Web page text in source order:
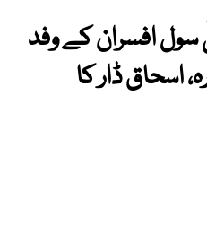
افسران کے وفد
اسحاق ڈار کا